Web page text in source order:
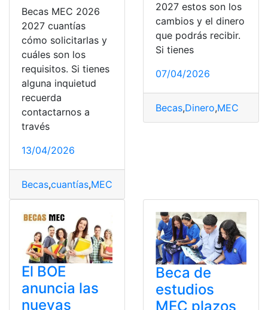
Becas MEC 2026
2027 cuantías
cómo solicitarlas y
cuáles son los
requisitos. Si tienes
alguna inquietud
recuerda
contactarnos a
través
13/04/2026
Becas,cuantías,MEC
2027 estos son los
cambios y el dinero
que podrás recibir.
Si tienes
07/04/2026
Becas,Dinero,MEC
El BOE
anuncia las
nuevas
Beca de
estudios
MEC plazos